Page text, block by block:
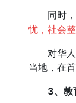
同时，
忧，社会
对华人
当地，在
3、教